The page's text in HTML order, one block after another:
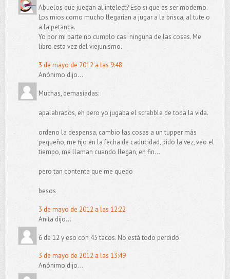
Abuelos que juegan al intelect? Eso si que es ser moderno.
Los mios como mucho llegarían a jugar a la brisca, al tute o
a la petanca.
Yo por mi parte no cumplo casi ninguna de las cosas. Me
libro esta vez del viejunismo.
3 de mayo de 2012 a las 9:48
Anónimo dijo...
Muchas, demasiadas:
apalabrados, eh pero yo jugaba el scrabble de toda la vida.
ordeno la despensa, cambio las cosas a un tupper más
pequeño, me fijo en la fecha de caducidad, pido la vez, veo el
tiempo, me llaman cuando llegan, en fin...
pero tan contenta que me quedo
besos
3 de mayo de 2012 a las 12:22
Anita dijo...
6 de 12 y eso con 45 tacos. No está todo perdido.
3 de mayo de 2012 a las 13:49
Anónimo dijo...